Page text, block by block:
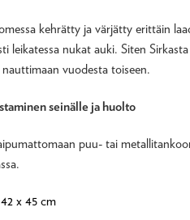
kehrätty ja värjätty erittäin
leikatessa nukat auki. Siten
vuodesta toiseen.
seinälle ja huolto
puu- tai
x 45 cm